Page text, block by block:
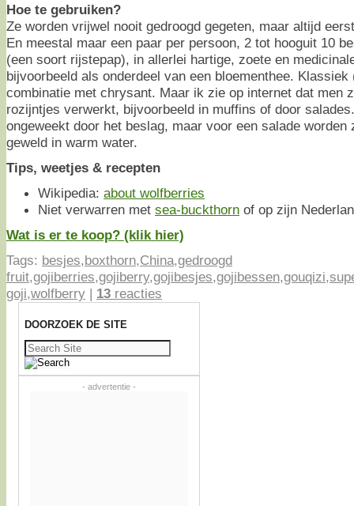
Hoe te gebruiken?
Ze worden vrijwel nooit gedroogd gegeten, maar altijd
En meestal maar een paar per persoon, 2 tot hooguit 10
(een soort rijstepap), in allerlei hartige, zoete en
bijvoorbeeld als onderdeel van een bloementhee.
combinatie met chrysant. Maar ik zie op internet dat men
rozijntjes verwerkt, bijvoorbeeld in muffins of door
ongeweekt door het beslag, maar voor een salade worden
geweld in warm water.
Tips, weetjes & recepten
Wikipedia: about wolfberries
Niet verwarren met sea-buckthorn of op zijn
Wat is er te koop? (klik hier)
Tags: besjes,boxthorn,China,gedroogd
fruit,gojiberries,gojiberry,gojibesjes,gojibessen,gouqizi,
goji,wolfberry | 13 reacties
DOORZOEK DE SITE
Zoeken
naar:
- advertentie -